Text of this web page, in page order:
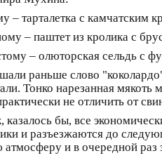
– тарталетка с камчатским
– паштет из кролика с
– олюторская сельдь с
раньше слово
Тонко нарезанная мякоть
не отличить от
казалось бы, все
и разъезжаются до
и в очередной раз